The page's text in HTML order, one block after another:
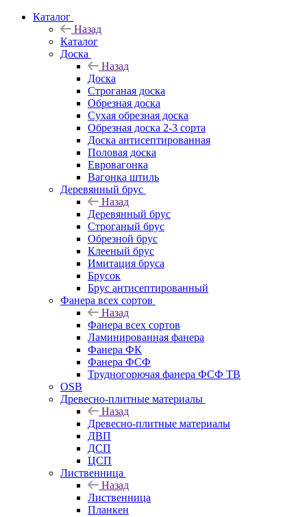
Каталог
Назад
Каталог
Доска
Назад
Доска
Строганая доска
Обрезная доска
Сухая обрезная доска
Обрезная доска 2-3 сорта
Доска антисептированная
Половая доска
Евровагонка
Вагонка штиль
Деревянный брус
Назад
Деревянный брус
Строганый брус
Обрезной брус
Клееный брус
Имитация бруса
Брусок
Брус антисептированный
Фанера всех сортов
Назад
Фанера всех сортов
Ламинированная фанера
Фанера ФК
Фанера ФСФ
Трудногорючая фанера ФСФ ТВ
OSB
Древесно-плитные материалы
Назад
Древесно-плитные материалы
ДВП
ДСП
ЦСП
Лиственница
Назад
Лиственница
Планкен